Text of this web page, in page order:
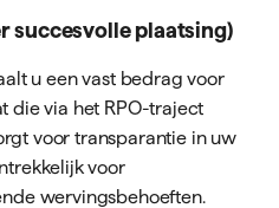
succesvolle plaatsing)
u een vast bedrag voor
die via het RPO-traject
voor transparantie in uw
voor
wervingsbehoeften.